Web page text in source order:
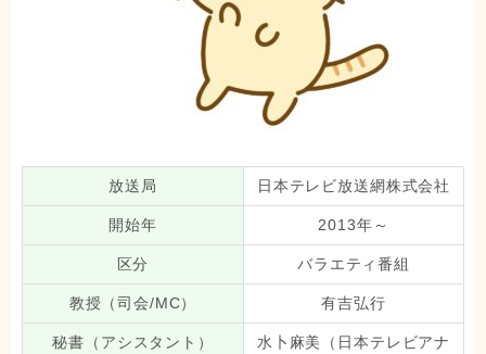
放送局 日本テレビ放送網株式会社
開始年 2013年～
区分 バラエティ番組
教授（司会/MC） 有吉弘行
秘書（アシスタント）
水卜麻美（日本テレビアナ